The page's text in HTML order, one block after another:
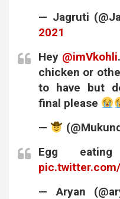
— Jagruti
2021
Hey @imVkohli
chicken or
to have but
final please
—
Egg
pic.twitter.com/
— Aryan